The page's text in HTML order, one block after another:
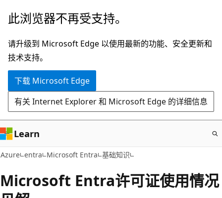
跳
主
要
内
此浏览器不再受支持。
请升级到 Microsoft Edge 以使用最新的功能、安全更新和
技术支持。
下载 Microsoft Edge
有关 Internet Explorer 和 Microsoft Edge 的详细信息
Learn
Azure entra Microsoft Entra 基础知识
Microsoft Entra许可证使用情况